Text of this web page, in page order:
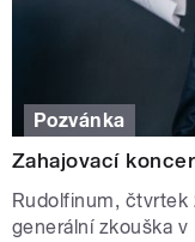
Pozvánka
Zahajovací
Rudolfinum, čtvrtek
generální zkouška v